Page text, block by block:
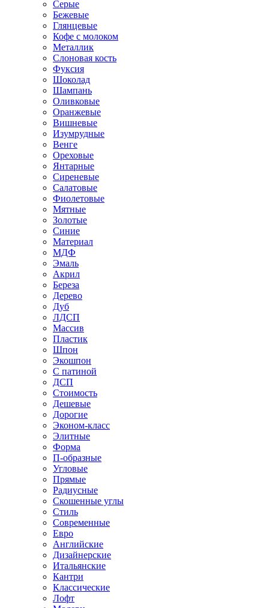
Серые
Бежевые
Глянцевые
Кофе с молоком
Металлик
Слоновая кость
Фуксия
Шоколад
Шампань
Оливковые
Оранжевые
Вишневые
Изумрудные
Венге
Ореховые
Янтарные
Сиреневые
Салатовые
Фиолетовые
Мятные
Золотые
Синие
Материал
МДФ
Эмаль
Акрил
Береза
Дерево
Дуб
ЛДСП
Массив
Пластик
Шпон
Экошпон
С патиной
ДСП
Стоимость
Дешевые
Дорогие
Эконом-класс
Элитные
Форма
П-образные
Угловые
Прямые
Радиусные
Скошенные углы
Стиль
Современные
Евро
Английские
Дизайнерские
Итальянские
Кантри
Классические
Лофт